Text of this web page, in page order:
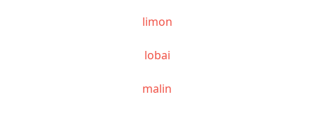
limon
lobai
malin